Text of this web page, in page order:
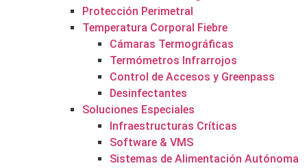
Protección Perimetral
Temperatura Corporal Fiebre
Cámaras Termográficas
Termómetros Infrarrojos
Control de Accesos y Greenpass
Desinfectantes
Soluciones Especiales
Infraestructuras Críticas
Software & VMS
Sistemas de Alimentación Autónoma